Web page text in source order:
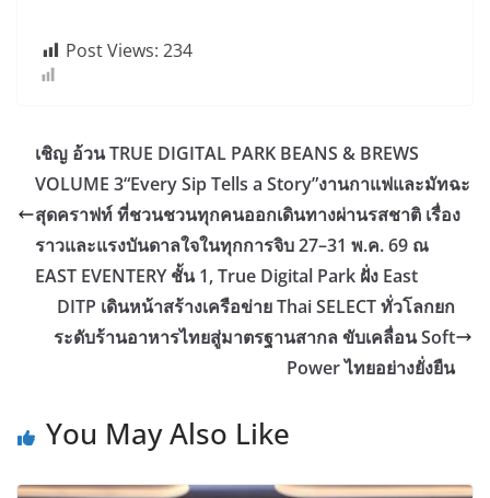
Post Views: 234
เชิญ อ้วน TRUE DIGITAL PARK BEANS & BREWS
VOLUME 3“Every Sip Tells a Story”งานกาแฟและมัทฉะ
สุดคราฟท์ ที่ชวนชวนทุกคนออกเดินทางผ่านรสชาติ เรื่อง
ราวและแรงบันดาลใจในทุกการจิบ 27–31 พ.ค. 69 ณ
EAST EVENTERY ชั้น 1, True Digital Park ฝั่ง East
DITP เดินหน้าสร้างเครือข่าย Thai SELECT ทั่วโลกยก
ระดับร้านอาหารไทยสู่มาตรฐานสากล ขับเคลื่อน Soft
Power ไทยอย่างยั่งยืน
You May Also Like